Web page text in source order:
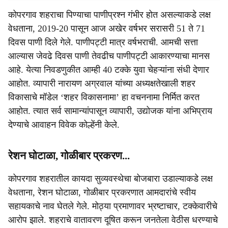
कोपरगाव शहराचा पिण्याचा पाणीप्रश्न गंभीर होत असल्याकडे लक्ष
वेधताना, 2019-20 पासून आज अखेर वर्षभर सरासरी 51 ते 71
दिवस पाणी दिले गेले. पाणीपट्टी मात्र वर्षभराची. आमची सत्ता
आल्यास जेवढे दिवस पाणी तेवढीच पाणीपट्टी आकारण्याचा मानस
आहे. येत्या निवडणुकीत आम्ही 40 टक्के युवा चेहऱ्यांना संधी देणार
आहोत. व्यापारी नारायण अग्रवाल यांच्या अध्यक्षतेखाली शहर
विकासाचे मॉडेल ‘शहर विकासनामा’ हा वचननामा निर्मित करत
आहोत. त्यात सर्व सामान्यांपासून व्यापारी, उद्योजक यांना अभिप्राय
देण्याचे आवाहन विवेक कोल्हेंनी केले.
रेशन घोटाळा, गोळीबार प्रकरण...
कोपरगाव शहरातील कायदा सुव्यवस्थेचा बोजबारा उडाल्याकडे लक्ष
वेधताना, रेशन घोटाळा, गोळीबार प्रकरणात आमदारांचे स्वीय
सहायकाचे नाव घेतले गेले. मोठ्या प्रमाणावर भ्रष्टाचार, टक्केवारीचे
आरोप झाले. शहराचे वातावरण दूषित करून जनतेला वेठीस धरण्याचे